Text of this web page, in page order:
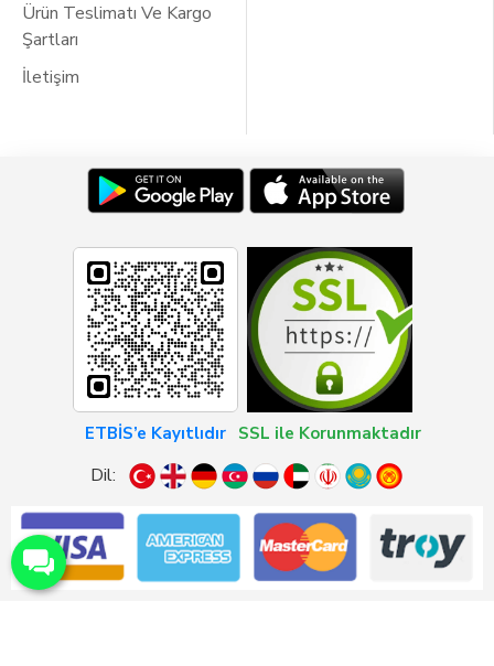
Ürün Teslimatı Ve Kargo
Şartları
İletişim
ETBİS’e Kayıtlıdır SSL ile Korunmaktadır
Dil: